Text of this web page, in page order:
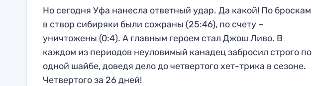
Но сегодня Уфа нанесла ответный удар. Да какой! По броскам
в створ сибиряки были сожраны (25:46), по счету –
уничтожены (0:4). А главным героем стал Джош Ливо. В
каждом из периодов неуловимый канадец забросил строго по
одной шайбе, доведя дело до четвертого хет-трика в сезоне.
Четвертого за 26 дней!